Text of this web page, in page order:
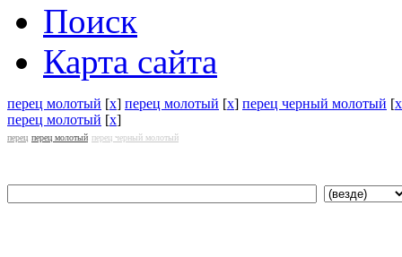
Поиск
Карта сайта
перец молотый [x] перец молотый [x] перец черный молотый [x
перец молотый [x]
перец перец молотый перец черный молотый